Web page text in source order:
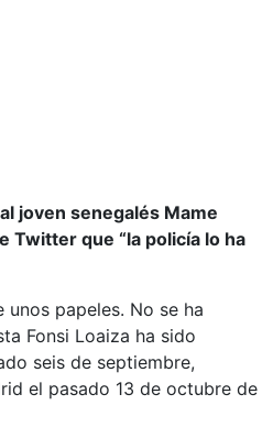
joven senegalés Mame
Twitter que “la policía lo ha
papeles. No se ha
Fonsi Loaiza ha sido
seis de septiembre,
el pasado 13 de octubre de